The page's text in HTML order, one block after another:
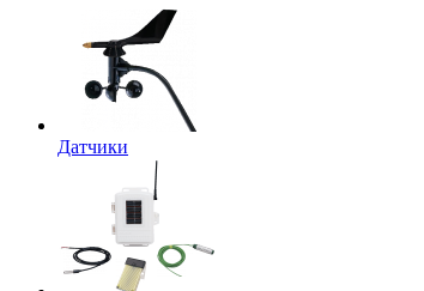
Датчики